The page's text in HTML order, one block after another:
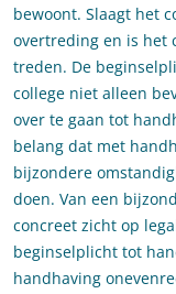
bewoont. Slaagt het
overtreding en is het
treden. De
college niet alleen
over te gaan tot
belang dat met
bijzondere
doen. Van een
concreet zicht op
beginselplicht tot
handhaving